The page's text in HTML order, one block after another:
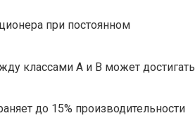
при постоянном
классами А и В может достигать
до 15% производительности